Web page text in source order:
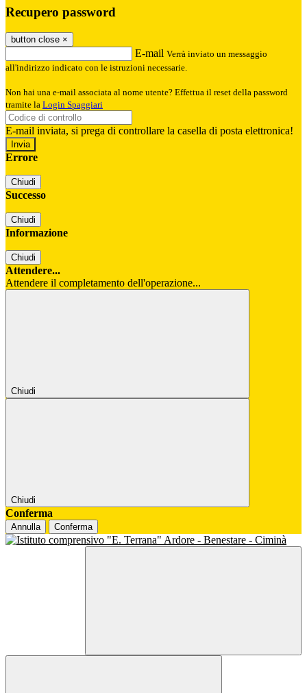
Recupero password
button close ×
E-mail Verrà inviato un messaggio
all'indirizzo indicato con le istruzioni necessarie.
Non hai una e-mail associata al nome utente? Effettua il reset della password
tramite la Login Spaggiari
E-mail inviata, si prega di controllare la casella di posta elettronica!
Errore
Chiudi
Successo
Chiudi
Informazione
Chiudi
Attendere...
Attendere il completamento dell'operazione...
Chiudi
Chiudi
Conferma
Annulla Conferma